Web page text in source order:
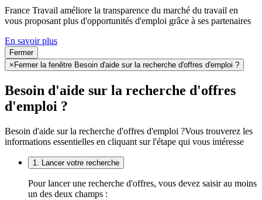
France Travail améliore la transparence du marché du travail en
vous proposant plus d'opportunités d'emploi grâce à ses partenaires
En savoir plus
Fermer
× Fermer la fenêtre Besoin d'aide sur la recherche d'offres d'emploi ?
Besoin d'aide sur la recherche d'offres
d'emploi ?
Besoin d'aide sur la recherche d'offres d'emploi ?Vous trouverez les
informations essentielles en cliquant sur l'étape qui vous intéresse
1. Lancer votre recherche
Pour lancer une recherche d'offres, vous devez saisir au moins
un des deux champs :